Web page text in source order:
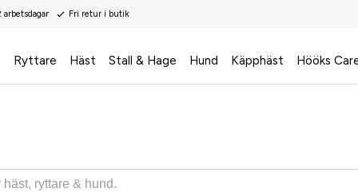
Fri retur i butik
Ryttare Häst Stall & Hage Hund Käpphäst Hööks